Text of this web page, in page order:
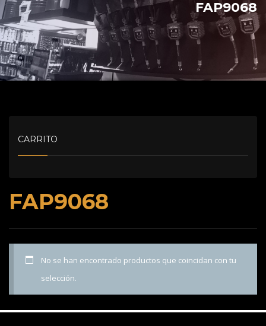
FAP9068
FAP9068
No se han encontrado productos que coincidan con tu
selección.
CARRITO